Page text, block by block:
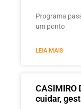
Programa
um ponto
LEIA MAIS
CASIMIRO
cuidar,